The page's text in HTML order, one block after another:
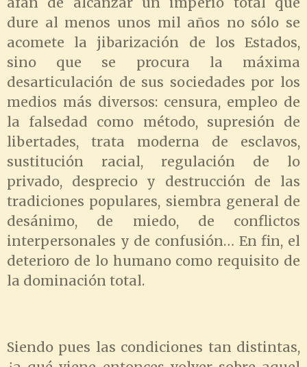
dure al menos unos mil años no sólo se
acomete la jibarización de los Estados,
sino que se procura la máxima
desarticulación de sus sociedades por los
medios más diversos: censura, empleo de
la falsedad como método, supresión de
libertades, trata moderna de esclavos,
sustitución racial, regulación de lo
privado, desprecio y destrucción de las
tradiciones populares, siembra general de
desánimo, de miedo, de conflictos
interpersonales y de confusión… En fin, el
deterioro de lo humano como requisito de
la dominación total.
Siendo pues las condiciones tan distintas,